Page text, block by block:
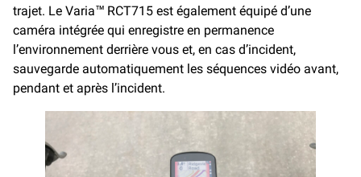
trajet. Le Varia™ RCT715 est également équipé d’une
caméra intégrée qui enregistre en permanence
l’environnement derrière vous et, en cas d’incident,
sauvegarde automatiquement les séquences vidéo avant,
pendant et après l’incident.